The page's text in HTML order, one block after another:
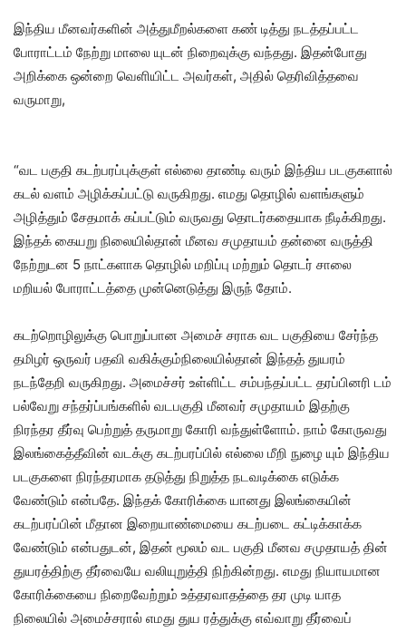
இந்திய மீனவர்களின் அத்துமீறல்களை கண் டித்து நடத்தப்பட்ட
போராட்டம் நேற்று மாலை யுடன் நிறைவுக்கு வந்தது. இதன்போது
அறிக்கை ஒன்றை வெளியிட்ட அவர்கள், அதில் தெரிவித்தவை
வருமாறு,
“வட பகுதி கடற்பரப்புக்குள் எல்லை தாண்டி வரும் இந்திய படகுகளால்
கடல் வளம் அழிக்கப்பட்டு வருகிறது. எமது தொழில் வளங்களும்
அழித்தும் சேதமாக் கப்பட்டும் வருவது தொடர்கதையாக நீடிக்கிறது.
இந்தக் கையறு நிலையில்தான் மீனவ சமுதாயம் தன்னை வருத்தி
நேற்றுடன 5 நாட்களாக தொழில் மறிப்பு மற்றும் தொடர் சாலை
மறியல் போராட்டத்தை முன்னெடுத்து இருந் தோம்.
கடற்றொழிலுக்கு பொறுப்பான அமைச் சராக வட பகுதியை சேர்ந்த
தமிழர் ஒருவர் பதவி வகிக்கும்நிலையில்தான் இந்தத் துயரம்
நடந்தேறி வருகிறது. அமைச்சர் உள்ளிட்ட சம்பந்தப்பட்ட தரப்பினரி டம்
பல்வேறு சந்தர்ப்பங்களில் வடபகுதி மீனவர் சமுதாயம் இதற்கு
நிரந்தர தீர்வு பெற்றுத் தருமாறு கோரி வந்துள்ளோம். நாம் கோருவது
இலங்கைத்தீவின் வடக்கு கடற்பரப்பில் எல்லை மீறி நுழை யும் இந்திய
படகுகளை நிரந்தரமாக தடுத்து நிறுத்த நடவடிக்கை எடுக்க
வேண்டும் என்பதே. இந்தக் கோரிக்கை யானது இலங்கையின்
கடற்பரப்பின் மீதான இறையாண்மையை கடற்படை கட்டிக்காக்க
வேண்டும் என்பதுடன், இதன் மூலம் வட பகுதி மீனவ சமுதாயத் தின்
துயரத்திற்கு தீர்வையே வலியுறுத்தி நிற்கின்றது. எமது நியாயமான
கோரிக்கையை நிறைவேற்றும் உத்தரவாதத்தை தர முடி யாத
நிலையில் அமைச்சரால் எமது துய ரத்துக்கு எவ்வாறு தீர்வைப்